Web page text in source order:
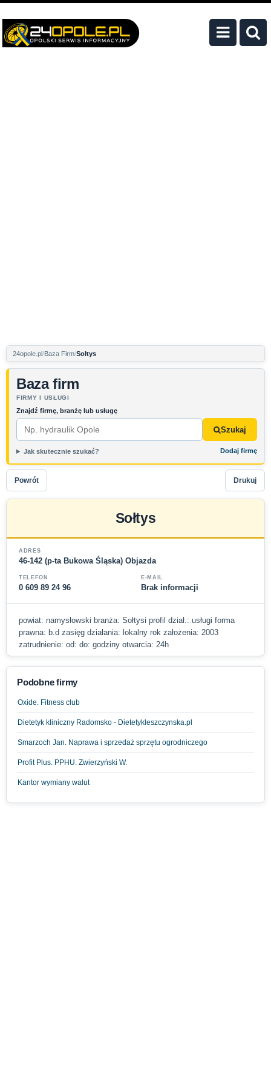
24opole.pl Baza Firm Sołtys
Baza firm
FIRMY I USŁUGI
Znajdź firmę, branżę lub usługę
Szukaj
Jak skutecznie szukać? Dodaj firmę
Powrót Drukuj
Sołtys
ADRES
46-142 (p-ta Bukowa Śląska) Objazda
TELEFON
0 609 89 24 96
E-MAIL
Brak informacji
powiat: namysłowski branża: Sołtysi profil dział.: usługi forma
prawna: b.d zasięg działania: lokalny rok założenia: 2003
zatrudnienie: od: do: godziny otwarcia: 24h
Podobne firmy
Oxide. Fitness club
Dietetyk kliniczny Radomsko - Dietetykleszczynska.pl
Smarzoch Jan. Naprawa i sprzedaż sprzętu ogrodniczego
Profit Plus. PPHU. Zwierzyński W.
Kantor wymiany walut